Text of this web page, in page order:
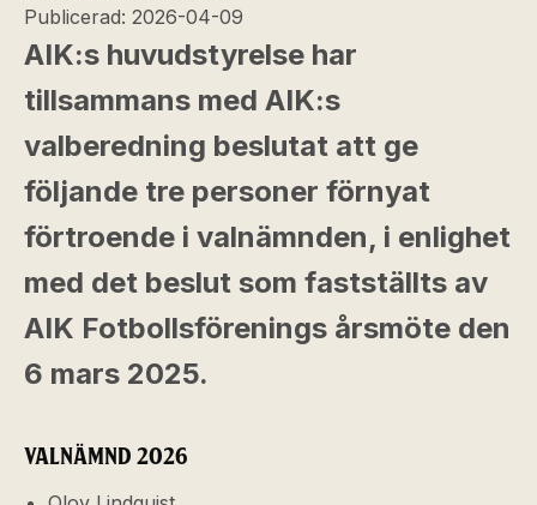
Publicerad: 2026-04-09
AIK:s huvudstyrelse har
tillsammans med AIK:s
valberedning beslutat att ge
följande tre personer förnyat
förtroende i valnämnden, i enlighet
med det beslut som fastställts av
AIK Fotbollsförenings årsmöte den
6 mars 2025.
VALNÄMND 2026